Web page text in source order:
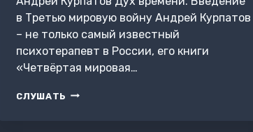
в Третью мировую войну Андрей Курпатов
– не только самый известный
психотерапевт в России, его книги
«Четвёртая мировая…
СЛУШАТЬ КОМПЛЕКТ